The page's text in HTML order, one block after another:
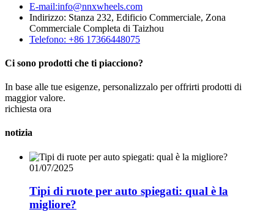
E-mail:info@nnxwheels.com
Indirizzo: Stanza 232, Edificio Commerciale, Zona
Commerciale Completa di Taizhou
Telefono: +86 17366448075
Ci sono prodotti che ti piacciono?
In base alle tue esigenze, personalizzalo per offrirti prodotti di
maggior valore.
richiesta ora
notizia
01/07/2025
Tipi di ruote per auto spiegati: qual è la
migliore?